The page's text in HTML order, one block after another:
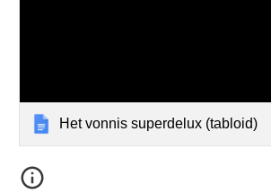
Het vonnis superdelux (tabloid)